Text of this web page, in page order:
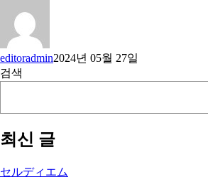
editoradmin2024년 05월 27일
검색
최신 글
セルディエム